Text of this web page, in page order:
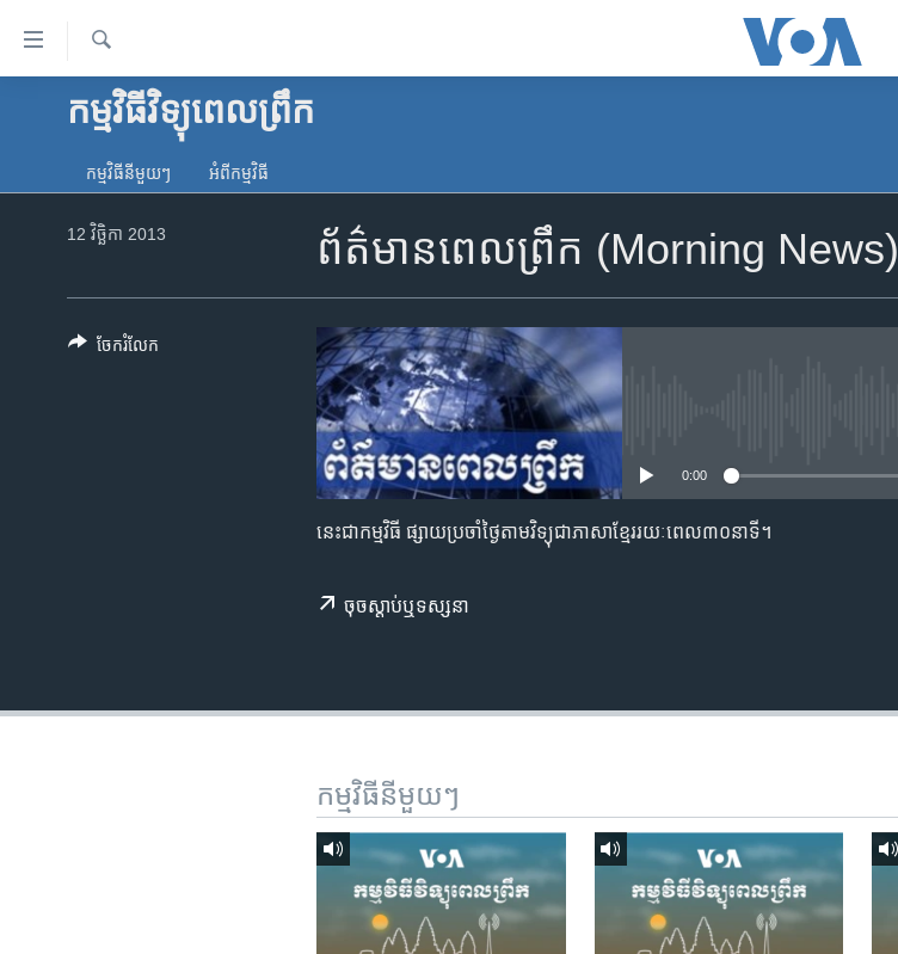
ទៅ​
គេហទំព័រ​
ទាក់ទង
និង​
កាន់​
អាមេរិក
រក
កម្មវិធីវិទ្យុពេលព្រឹក
Apple Podcasts
ទទួល​​​សេវា​​​ Podcast
កម្មវិធី​នីមួយៗ អំពី​កម្មវិធី​
ព័ត៌មានពេលព្រឹក (Morning News)
12 វិច្ឆិកា 2013
0:00
នេះជាកម្មវិធី ផ្សាយប្រចាំថ្ងៃតាមវិទ្យុជាភាសាខ្មែររយៈពេល៣០នាទី។
ចុច​​ស្តាប់​ឬ​ទស្សនា
ចែករំលែក
កម្មវិធី​នីមួយៗ